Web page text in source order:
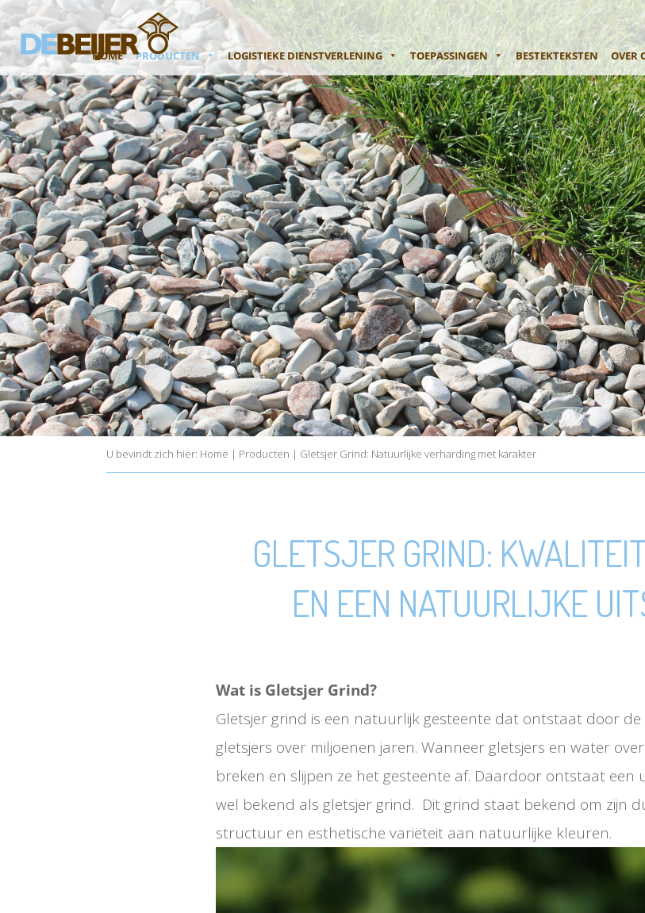
HOME PRODUCTEN LOGISTIEKE DIENSTVERLENING TOEPASSINGEN BESTEKTEKSTEN OVER
U bevindt zich hier: Home | Producten | Gletsjer Grind: Natuurlijke verharding met karakter
GLETSJER GRIND:
EN EEN NATUURLIJKE
Wat is Gletsjer Grind?
Gletsjer grind is een natuurlijk gesteente dat ontstaat door de
gletsjers over miljoenen jaren. Wanneer gletsjers en water
breken en slijpen ze het gesteente af. Daardoor ontstaat een
wel bekend als gletsjer grind. Dit grind staat bekend om zijn
structuur en esthetische variëteit aan natuurlijke kleuren.